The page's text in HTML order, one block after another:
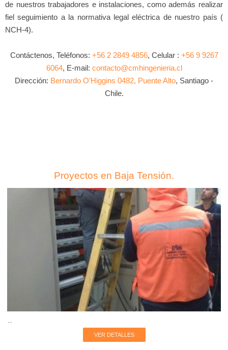
de nuestros trabajadores e instalaciones, como además realizar
fiel seguimiento a la normativa legal eléctrica de nuestro país (
NCH-4).
Contáctenos, Teléfonos: +56 2 2849 4856, Celular : +56 9 9267
6064, E-mail: contacto@cmhingenieria.cl
Dirección: Bernardo O'Higgins 0482, Puente Alto, Santiago -
Chile.
Proyectos en Baja Tensión.
VER DETALLES